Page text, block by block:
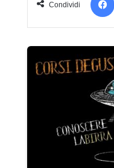
Condividi